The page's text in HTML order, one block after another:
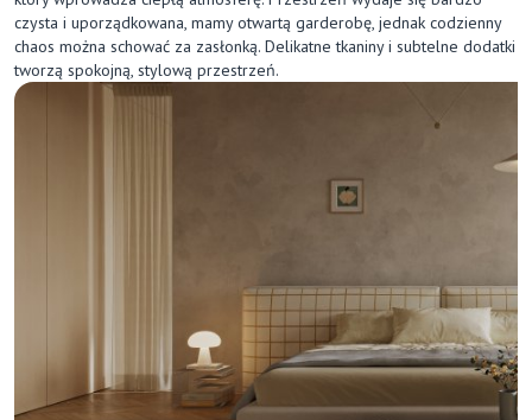
czysta i uporządkowana, mamy otwartą garderobę, jednak codzienny
chaos można schować za zasłonką. Delikatne tkaniny i subtelne dodatki
tworzą spokojną, stylową przestrzeń.